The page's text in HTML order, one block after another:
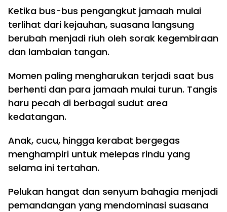
Ketika bus-bus pengangkut jamaah mulai
terlihat dari kejauhan, suasana langsung
berubah menjadi riuh oleh sorak kegembiraan
dan lambaian tangan.
Momen paling mengharukan terjadi saat bus
berhenti dan para jamaah mulai turun. Tangis
haru pecah di berbagai sudut area
kedatangan.
Anak, cucu, hingga kerabat bergegas
menghampiri untuk melepas rindu yang
selama ini tertahan.
Pelukan hangat dan senyum bahagia menjadi
pemandangan yang mendominasi suasana